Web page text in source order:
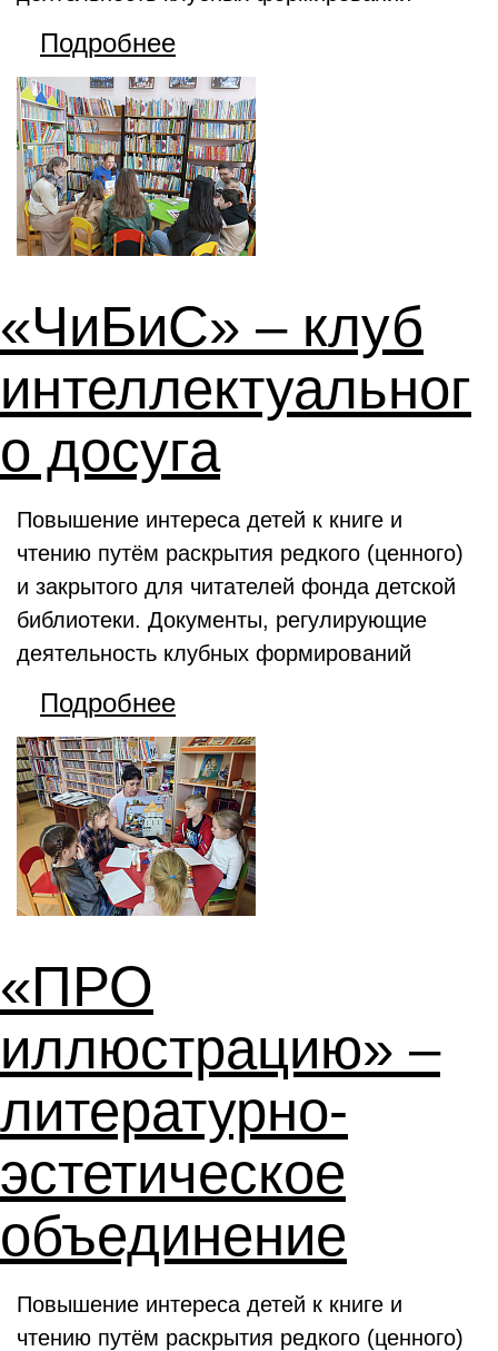
Подробнее
«ЧиБиС» – клуб
интеллектуальног
о досуга
Повышение интереса детей к книге и
чтению путём раскрытия редкого (ценного)
и закрытого для читателей фонда детской
библиотеки. Документы, регулирующие
деятельность клубных формирований
Подробнее
«ПРО
иллюстрацию» –
литературно-
эстетическое
объединение
Повышение интереса детей к книге и
чтению путём раскрытия редкого (ценного)